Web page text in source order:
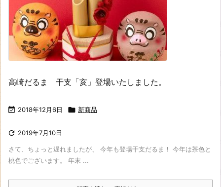
高崎だるま 干支「亥」登場いたしました。
 2018年12月6日  新商品
 2019年7月10日
さて、ちょっと遅れましたが、 今年も登場干支だるま！ 今年は茶色と
桃色でございます。 年末 ...